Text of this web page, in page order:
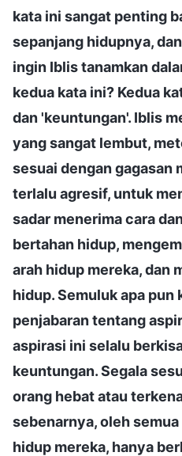
kata ini sangat penting
sepanjang hidupnya,
ingin Iblis tanamkan
kedua kata ini? Kedua
dan 'keuntungan'. Iblis
yang sangat lembut,
sesuai dengan gagasan
terlalu agresif, untuk
sadar menerima cara
bertahan hidup,
arah hidup mereka, dan
hidup. Semuluk apa pun
penjabaran tentang
aspirasi ini selalu
keuntungan. Segala
orang hebat atau
sebenarnya, oleh
hidup mereka, hanya